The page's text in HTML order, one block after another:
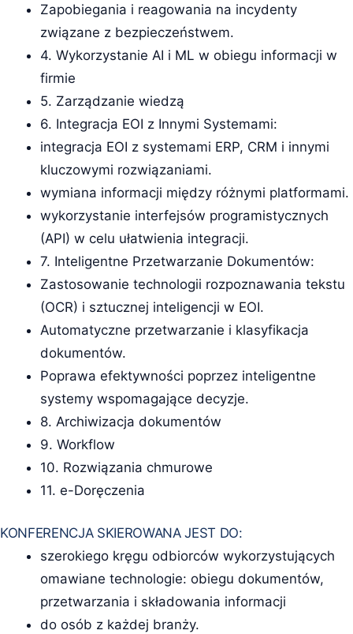
Zapobiegania i reagowania na incydenty
związane z bezpieczeństwem.
4. Wykorzystanie AI i ML w obiegu informacji w
firmie
5. Zarządzanie wiedzą
6. Integracja EOI z Innymi Systemami:
integracja EOI z systemami ERP, CRM i innymi
kluczowymi rozwiązaniami.
wymiana informacji między różnymi platformami.
wykorzystanie interfejsów programistycznych
(API) w celu ułatwienia integracji.
7. Inteligentne Przetwarzanie Dokumentów:
Zastosowanie technologii rozpoznawania tekstu
(OCR) i sztucznej inteligencji w EOI.
Automatyczne przetwarzanie i klasyfikacja
dokumentów.
Poprawa efektywności poprzez inteligentne
systemy wspomagające decyzje.
8. Archiwizacja dokumentów
9. Workflow
10. Rozwiązania chmurowe
11. e-Doręczenia
KONFERENCJA SKIEROWANA JEST DO:
szerokiego kręgu odbiorców wykorzystujących
omawiane technologie: obiegu dokumentów,
przetwarzania i składowania informacji
do osób z każdej branży.